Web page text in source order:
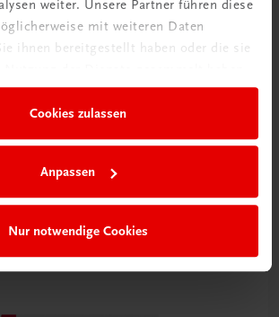
weiter. Unsere Partner führen diese
mit weiteren Daten
ihnen bereitgestellt haben oder die sie
Cookies zulassen
Anpassen
Nur notwendige Cookies
vegan geschulte Köchinnen und Köche